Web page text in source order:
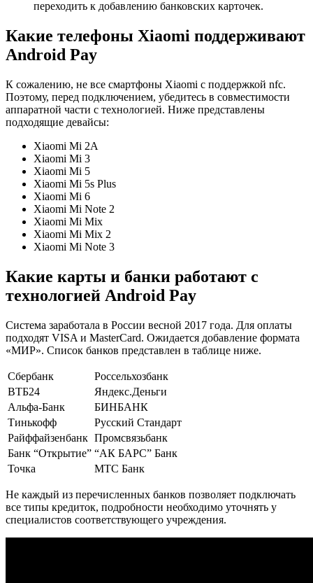
переходить к добавлению банковских карточек.
Какие телефоны Xiaomi поддерживают
Android Pay
К сожалению, не все смартфоны Xiaomi с поддержкой nfc.
Поэтому, перед подключением, убедитесь в совместимости
аппаратной части с технологией. Ниже представлены
подходящие девайсы:
Xiaomi Mi 2A
Xiaomi Mi 3
Xiaomi Mi 5
Xiaomi Mi 5s Plus
Xiaomi Mi 6
Xiaomi Mi Note 2
Xiaomi Mi Mix
Xiaomi Mi Mix 2
Xiaomi Mi Note 3
Какие карты и банки работают с
технологией Android Pay
Система заработала в России весной 2017 года. Для оплаты
подходят VISA и MasterCard. Ожидается добавление формата
«МИР». Список банков представлен в таблице ниже.
Сбербанк
Россельхозбанк
ВТБ24
Яндекс.Деньги
Альфа-Банк
БИНБАНК
Тинькофф
Русский Стандарт
Райффайзенбанк Промсвязьбанк
Банк “Открытие” “АК БАРС” Банк
Точка
МТС Банк
Не каждый из перечисленных банков позволяет подключать
все типы кредиток, подробности необходимо уточнять у
специалистов соответствующего учреждения.